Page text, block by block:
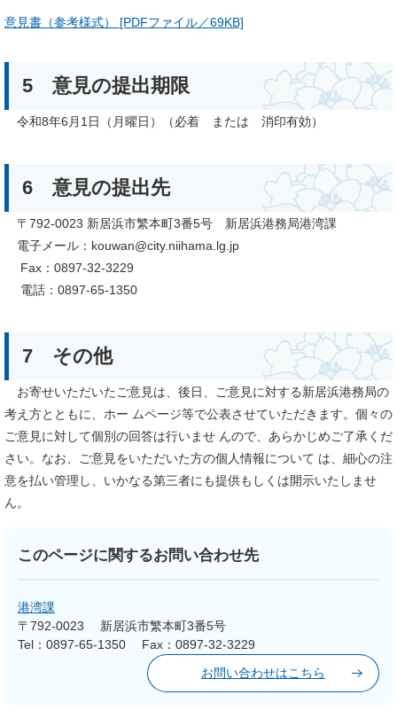
意見書（参考様式） [PDFファイル／69KB]
5 意見の提出期限
令和8年6月1日（月曜日）（必着 または 消印有効）
6 意見の提出先
〒792-0023 新居浜市繁本町3番5号 新居浜港務局港湾課
電子メール：kouwan@city.niihama.lg.jp
Fax：0897-32-3229
電話：0897-65-1350
7 その他
お寄せいただいたご意見は、後日、ご意見に対する新居浜港務局の
考え方とともに、ホー ムページ等で公表させていただきます。個々の
ご意見に対して個別の回答は行いませ んので、あらかじめご了承くだ
さい。なお、ご意見をいただいた方の個人情報について は、細心の注
意を払い管理し、いかなる第三者にも提供もしくは開示いたしませ
ん。
このページに関するお問い合わせ先
港湾課
〒792-0023
新居浜市繁本町3番5号
Tel：0897-65-1350
Fax：0897-32-3229
お問い合わせはこちら